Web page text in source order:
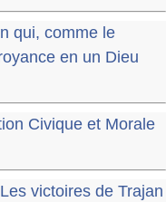
qui, comme le
en un Dieu
Civique et Morale
victoires de Trajan